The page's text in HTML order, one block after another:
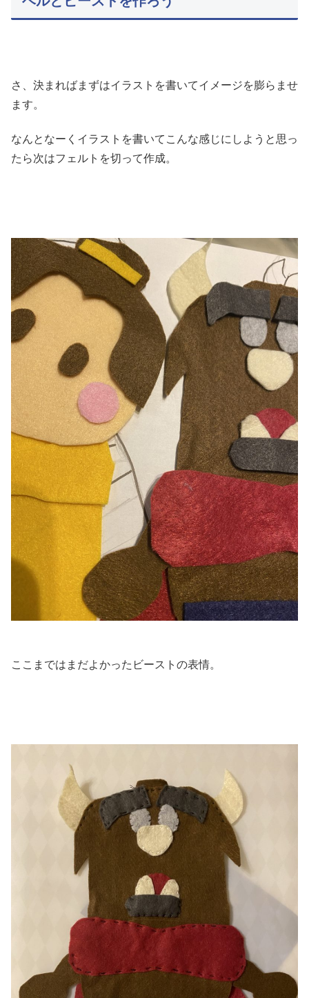
さ、決まればまずはイラストを書いてイメージを膨らませ
ます。
なんとなーくイラストを書いてこんな感じにしようと思っ
たら次はフェルトを切って作成。
ここまではまだよかったビーストの表情。